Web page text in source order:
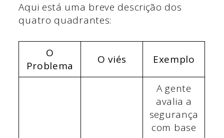
Aqui está uma breve descrição dos
quatro quadrantes:
O
Problema
O viés Exemplo
A gente
avalia a
segurança
com base